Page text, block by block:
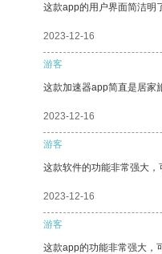
这款app的用户界面简洁明
2023-12-16
游客
这款加速器app简直是居家
2023-12-16
游客
这款软件的功能非常强大，
2023-12-16
游客
这款app的功能非常强大，